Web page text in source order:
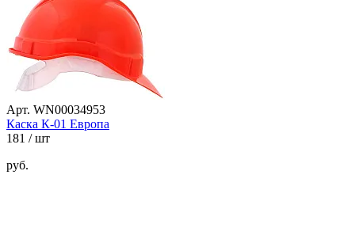
Арт. WN00034953
Каска К-01 Европа
181 / шт
руб.